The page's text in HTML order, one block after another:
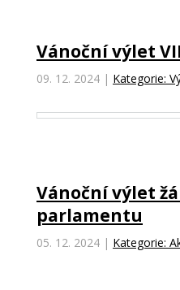
Vánoční výlet
09. 12. 2024 | Kategorie:
Vánoční výlet
parlamentu
05. 12. 2024 | Kategorie: